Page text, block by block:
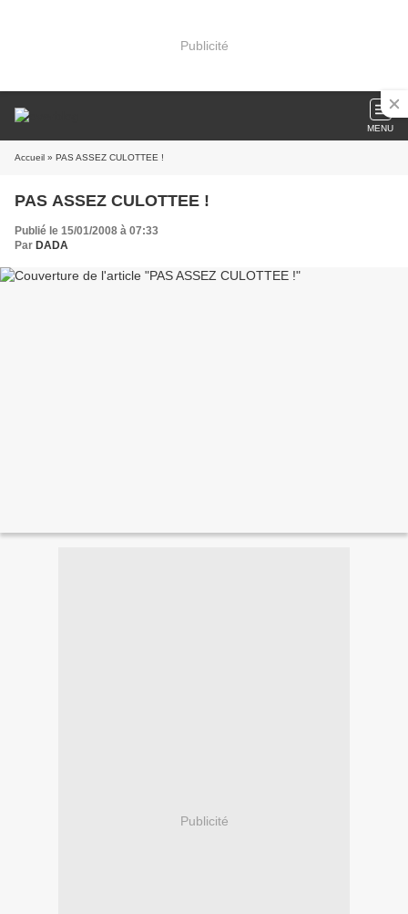
Publicité
MENU
Accueil » PAS ASSEZ CULOTTEE !
PAS ASSEZ CULOTTEE !
Publié le 15/01/2008 à 07:33
Par DADA
Publicité